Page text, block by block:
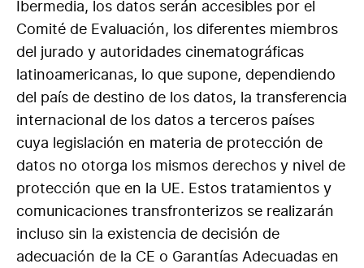
Ibermedia, los datos serán accesibles por el
Comité de Evaluación, los diferentes miembros
del jurado y autoridades cinematográficas
latinoamericanas, lo que supone, dependiendo
del país de destino de los datos, la transferencia
internacional de los datos a terceros países
cuya legislación en materia de protección de
datos no otorga los mismos derechos y nivel de
protección que en la UE. Estos tratamientos y
comunicaciones transfronterizos se realizarán
incluso sin la existencia de decisión de
adecuación de la CE o Garantías Adecuadas en